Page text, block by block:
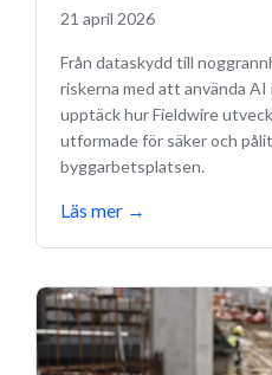
21 april 2026
Från dataskydd till
riskerna med att använda
upptäck hur Fieldwire
utformade för säker och
byggarbetsplatsen.
Läs mer →